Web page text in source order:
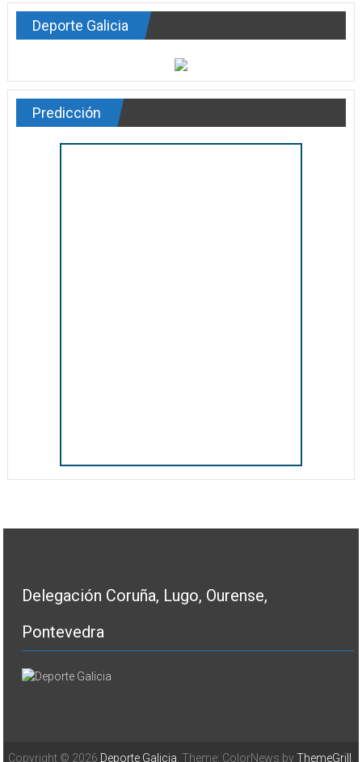
Deporte Galicia
Predicción
Delegación Coruña, Lugo, Ourense,
Pontevedra
Copyright © 2026 Deporte Galicia . Theme: ColorNews byThemeGrill